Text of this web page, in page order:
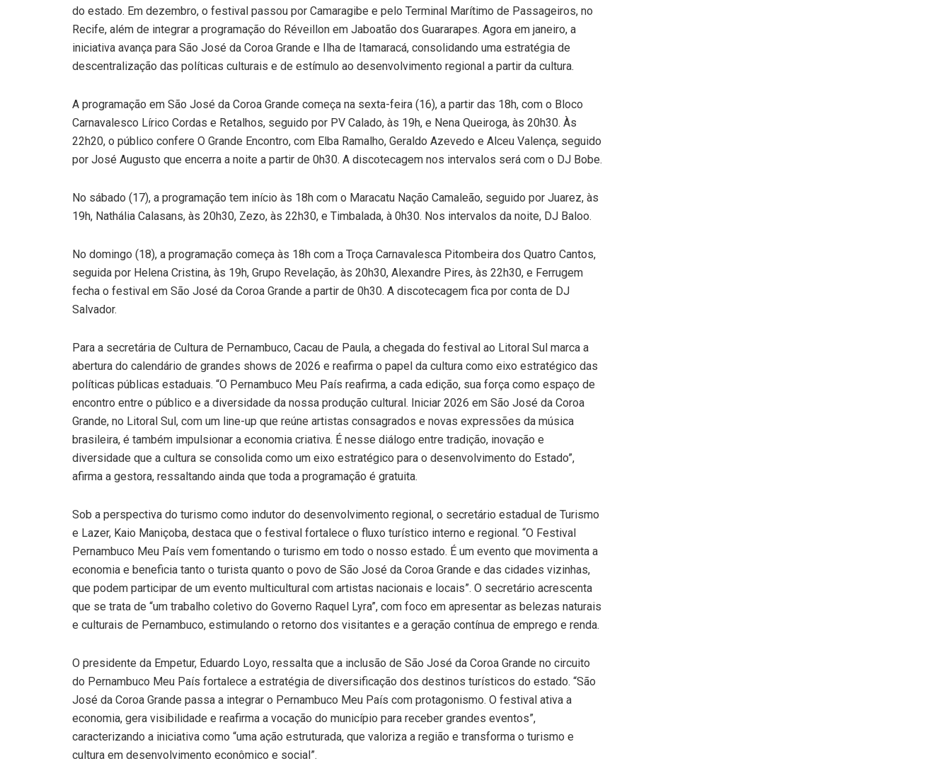
do estado. Em dezembro, o festival passou por Camaragibe e pelo Terminal Marítimo de Passageiros, no
Recife, além de integrar a programação do Réveillon em Jaboatão dos Guararapes. Agora em janeiro, a
iniciativa avança para São José da Coroa Grande e Ilha de Itamaracá, consolidando uma estratégia de
descentralização das políticas culturais e de estímulo ao desenvolvimento regional a partir da cultura.
A programação em São José da Coroa Grande começa na sexta-feira (16), a partir das 18h, com o Bloco
Carnavalesco Lírico Cordas e Retalhos, seguido por PV Calado, às 19h, e Nena Queiroga, às 20h30. Às
22h20, o público confere O Grande Encontro, com Elba Ramalho, Geraldo Azevedo e Alceu Valença, seguido
por José Augusto que encerra a noite a partir de 0h30. A discotecagem nos intervalos será com o DJ Bobe.
No sábado (17), a programação tem início às 18h com o Maracatu Nação Camaleão, seguido por Juarez, às
19h, Nathália Calasans, às 20h30, Zezo, às 22h30, e Timbalada, à 0h30. Nos intervalos da noite, DJ Baloo.
No domingo (18), a programação começa às 18h com a Troça Carnavalesca Pitombeira dos Quatro Cantos,
seguida por Helena Cristina, às 19h, Grupo Revelação, às 20h30, Alexandre Pires, às 22h30, e Ferrugem
fecha o festival em São José da Coroa Grande a partir de 0h30. A discotecagem fica por conta de DJ
Salvador.
Para a secretária de Cultura de Pernambuco, Cacau de Paula, a chegada do festival ao Litoral Sul marca a
abertura do calendário de grandes shows de 2026 e reafirma o papel da cultura como eixo estratégico das
políticas públicas estaduais. “O Pernambuco Meu País reafirma, a cada edição, sua força como espaço de
encontro entre o público e a diversidade da nossa produção cultural. Iniciar 2026 em São José da Coroa
Grande, no Litoral Sul, com um line-up que reúne artistas consagrados e novas expressões da música
brasileira, é também impulsionar a economia criativa. É nesse diálogo entre tradição, inovação e
diversidade que a cultura se consolida como um eixo estratégico para o desenvolvimento do Estado”,
afirma a gestora, ressaltando ainda que toda a programação é gratuita.
Sob a perspectiva do turismo como indutor do desenvolvimento regional, o secretário estadual de Turismo
e Lazer, Kaio Maniçoba, destaca que o festival fortalece o fluxo turístico interno e regional. “O Festival
Pernambuco Meu País vem fomentando o turismo em todo o nosso estado. É um evento que movimenta a
economia e beneficia tanto o turista quanto o povo de São José da Coroa Grande e das cidades vizinhas,
que podem participar de um evento multicultural com artistas nacionais e locais”. O secretário acrescenta
que se trata de “um trabalho coletivo do Governo Raquel Lyra”, com foco em apresentar as belezas naturais
e culturais de Pernambuco, estimulando o retorno dos visitantes e a geração contínua de emprego e renda.
O presidente da Empetur, Eduardo Loyo, ressalta que a inclusão de São José da Coroa Grande no circuito
do Pernambuco Meu País fortalece a estratégia de diversificação dos destinos turísticos do estado. “São
José da Coroa Grande passa a integrar o Pernambuco Meu País com protagonismo. O festival ativa a
economia, gera visibilidade e reafirma a vocação do município para receber grandes eventos”,
caracterizando a iniciativa como “uma ação estruturada, que valoriza a região e transforma o turismo e
cultura em desenvolvimento econômico e social”.